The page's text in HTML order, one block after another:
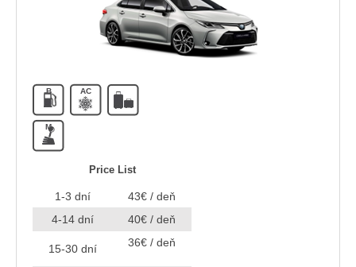
B AC
M
Price List
1-3 dní
43€ / deň
4-14 dní
40€ / deň
15-30 dní 36€ / deň